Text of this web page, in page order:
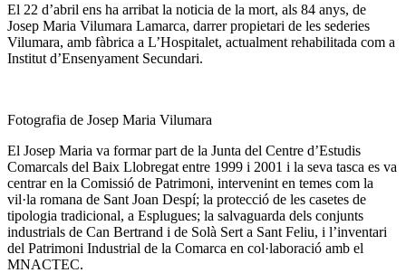
El 22 d’abril ens ha arribat la noticia de la mort, als 84 anys, de
Josep Maria Vilumara Lamarca, darrer propietari de les sederies
Vilumara, amb fàbrica a L’Hospitalet, actualment rehabilitada com a
Institut d’Ensenyament Secundari.
Fotografia de Josep Maria Vilumara
El Josep Maria va formar part de la Junta del Centre d’Estudis
Comarcals del Baix Llobregat entre 1999 i 2001 i la seva tasca es va
centrar en la Comissió de Patrimoni, intervenint en temes com la
vil·la romana de Sant Joan Despí; la protecció de les casetes de
tipologia tradicional, a Esplugues; la salvaguarda dels conjunts
industrials de Can Bertrand i de Solà Sert a Sant Feliu, i l’inventari
del Patrimoni Industrial de la Comarca en col·laboració amb el
MNACTEC.